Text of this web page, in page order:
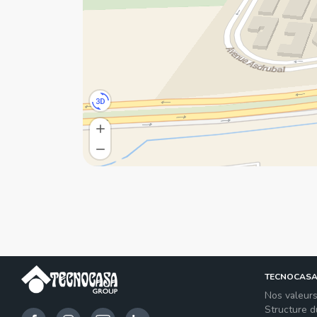
TECNOCASA
Nos valeurs
Structure